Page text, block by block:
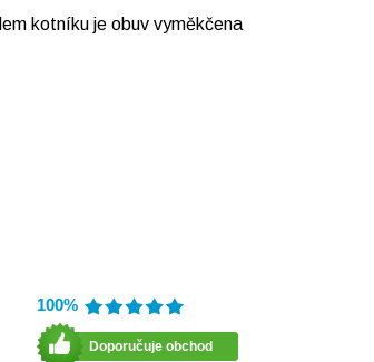
kotníku je obuv vyměkčena
100%
Doporučuje obchod